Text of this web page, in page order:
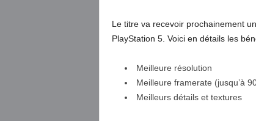
Le titre va recevoir prochainement
PlayStation 5. Voici en détails les
Meilleure résolution
Meilleure framerate (jusqu’à
Meilleurs détails et textures